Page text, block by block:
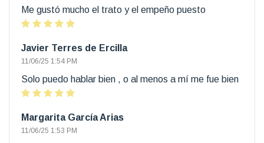
Me gustó mucho el trato y el empeño puesto
Javier Terres de Ercilla
11/06/25 1:54 PM
Solo puedo hablar bien , o al menos a mí me fue bien
Margarita García Arias
11/06/25 1:53 PM